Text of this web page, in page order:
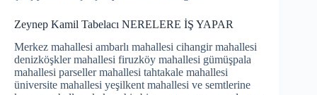
Zeynep Kamil Tabelacı NERELERE İŞ YAPAR
Merkez mahallesi ambarlı mahallesi cihangir mahallesi
denizköşkler mahallesi firuzköy mahallesi gümüşpala
mahallesi parseller mahallesi tahtakale mahallesi
üniversite mahallesi yeşilkent mahallesi ve semtlerine